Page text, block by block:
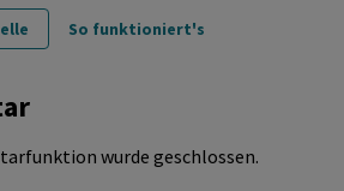
So funktioniert's
wurde geschlossen.